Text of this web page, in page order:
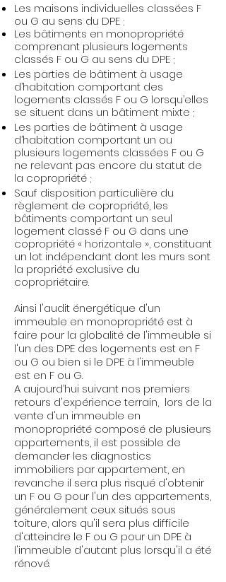
Les maisons individuelles classées F
ou G au sens du DPE ;
Les bâtiments en monopropriété
comprenant plusieurs logements
classés F ou G au sens du DPE ;
Les parties de bâtiment à usage
d’habitation comportant des
logements classés F ou G lorsqu’elles
se situent dans un bâtiment mixte ;
Les parties de bâtiment à usage
d’habitation comportant un ou
plusieurs logements classées F ou G
ne relevant pas encore du statut de
la copropriété ;
Sauf disposition particulière du
règlement de copropriété, les
bâtiments comportant un seul
logement classé F ou G dans une
copropriété « horizontale », constituant
un lot indépendant dont les murs sont
la propriété exclusive du
copropriétaire.
Ainsi l'audit énergétique d'un
immeuble en monopropriété est à
faire pour la globalité de l'immeuble si
l'un des DPE des logements est en F
ou G ou bien si le DPE à l'immeuble
est en F ou G.
A aujourd’hui suivant nos premiers
retours d'expérience terrain, lors de la
vente d'un immeuble en
monopropriété composé de plusieurs
appartements, il est possible de
demander les diagnostics
immobiliers par appartement, en
revanche il sera plus risqué d'obtenir
un F ou G pour l'un des appartements,
généralement ceux situés sous
toiture, alors qu'il sera plus difficile
d'atteindre le F ou G pour un DPE à
l'immeuble d'autant plus lorsqu'il a été
rénové.